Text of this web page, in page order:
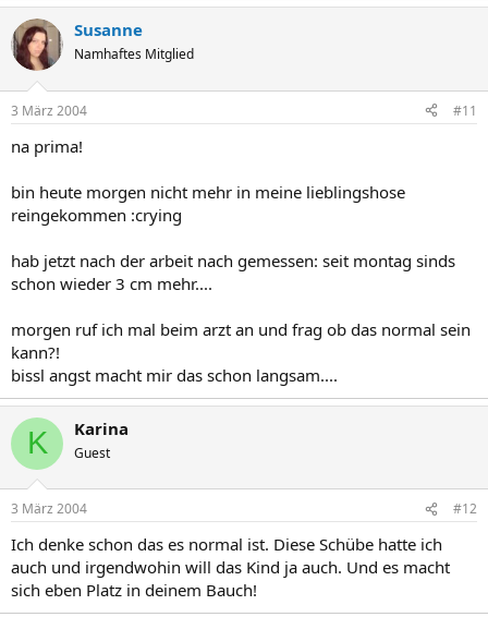
Susanne
Namhaftes Mitglied
3 März 2004 #11
na prima!
bin heute morgen nicht mehr in meine lieblingshose
reingekommen :crying
hab jetzt nach der arbeit nach gemessen: seit montag sinds
schon wieder 3 cm mehr....
morgen ruf ich mal beim arzt an und frag ob das normal sein
kann?!
bissl angst macht mir das schon langsam....
K Karina
Guest
3 März 2004 #12
Ich denke schon das es normal ist. Diese Schübe hatte ich
auch und irgendwohin will das Kind ja auch. Und es macht
sich eben Platz in deinem Bauch!